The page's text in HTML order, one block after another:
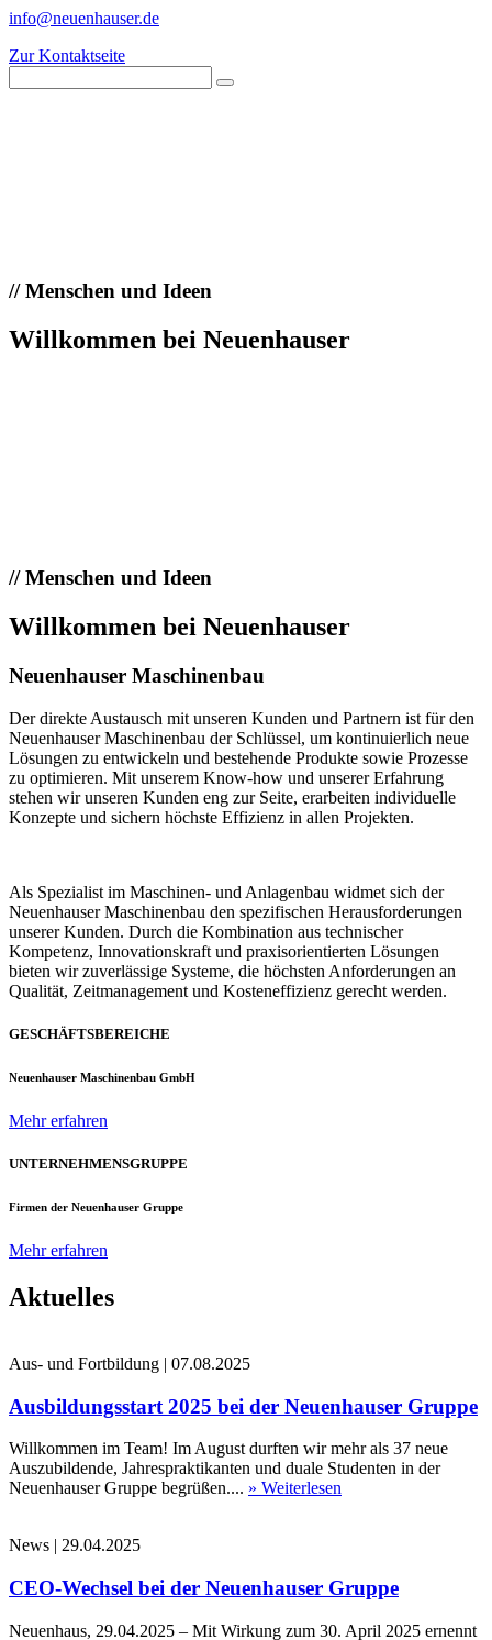
info@neuenhauser.de
Zur Kontaktseite
//Menschen und Ideen
Willkommen bei Neuenhauser
//Menschen und Ideen
Willkommen bei Neuenhauser
Neuenhauser Maschinenbau
Der direkte Austausch mit unseren Kunden und Partnern ist für den
Neuenhauser Maschinenbau der Schlüssel, um kontinuierlich neue
Lösungen zu entwickeln und bestehende Produkte sowie Prozesse
zu optimieren. Mit unserem Know-how und unserer Erfahrung
stehen wir unseren Kunden eng zur Seite, erarbeiten individuelle
Konzepte und sichern höchste Effizienz in allen Projekten.
Als Spezialist im Maschinen- und Anlagenbau widmet sich der
Neuenhauser Maschinenbau den spezifischen Herausforderungen
unserer Kunden. Durch die Kombination aus technischer
Kompetenz, Innovationskraft und praxisorientierten Lösungen
bieten wir zuverlässige Systeme, die höchsten Anforderungen an
Qualität, Zeitmanagement und Kosteneffizienz gerecht werden.
GESCHÄFTSBEREICHE
Neuenhauser Maschinenbau GmbH
Mehr erfahren
UNTERNEHMENSGRUPPE
Firmen der Neuenhauser Gruppe
Mehr erfahren
Aktuelles
Aus- und Fortbildung | 07.08.2025
Ausbildungsstart 2025 bei der Neuenhauser Gruppe
Willkommen im Team! Im August durften wir mehr als 37 neue
Auszubildende, Jahrespraktikanten und duale Studenten in der
Neuenhauser Gruppe begrüßen.... » Weiterlesen
News | 29.04.2025
CEO-Wechsel bei der Neuenhauser Gruppe
Neuenhaus, 29.04.2025 – Mit Wirkung zum 30. April 2025 ernennt